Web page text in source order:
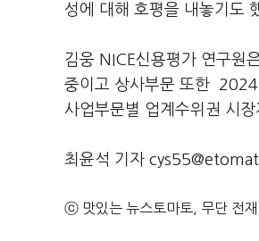
성에 대해 호평을 내놓기도
김웅 NICE신용평가 연구원
중이고 상사부문 또한 2024
사업부문별 업계수위권 시
최윤석 기자
ⓒ 맛있는 뉴스토마토, 무단 전재